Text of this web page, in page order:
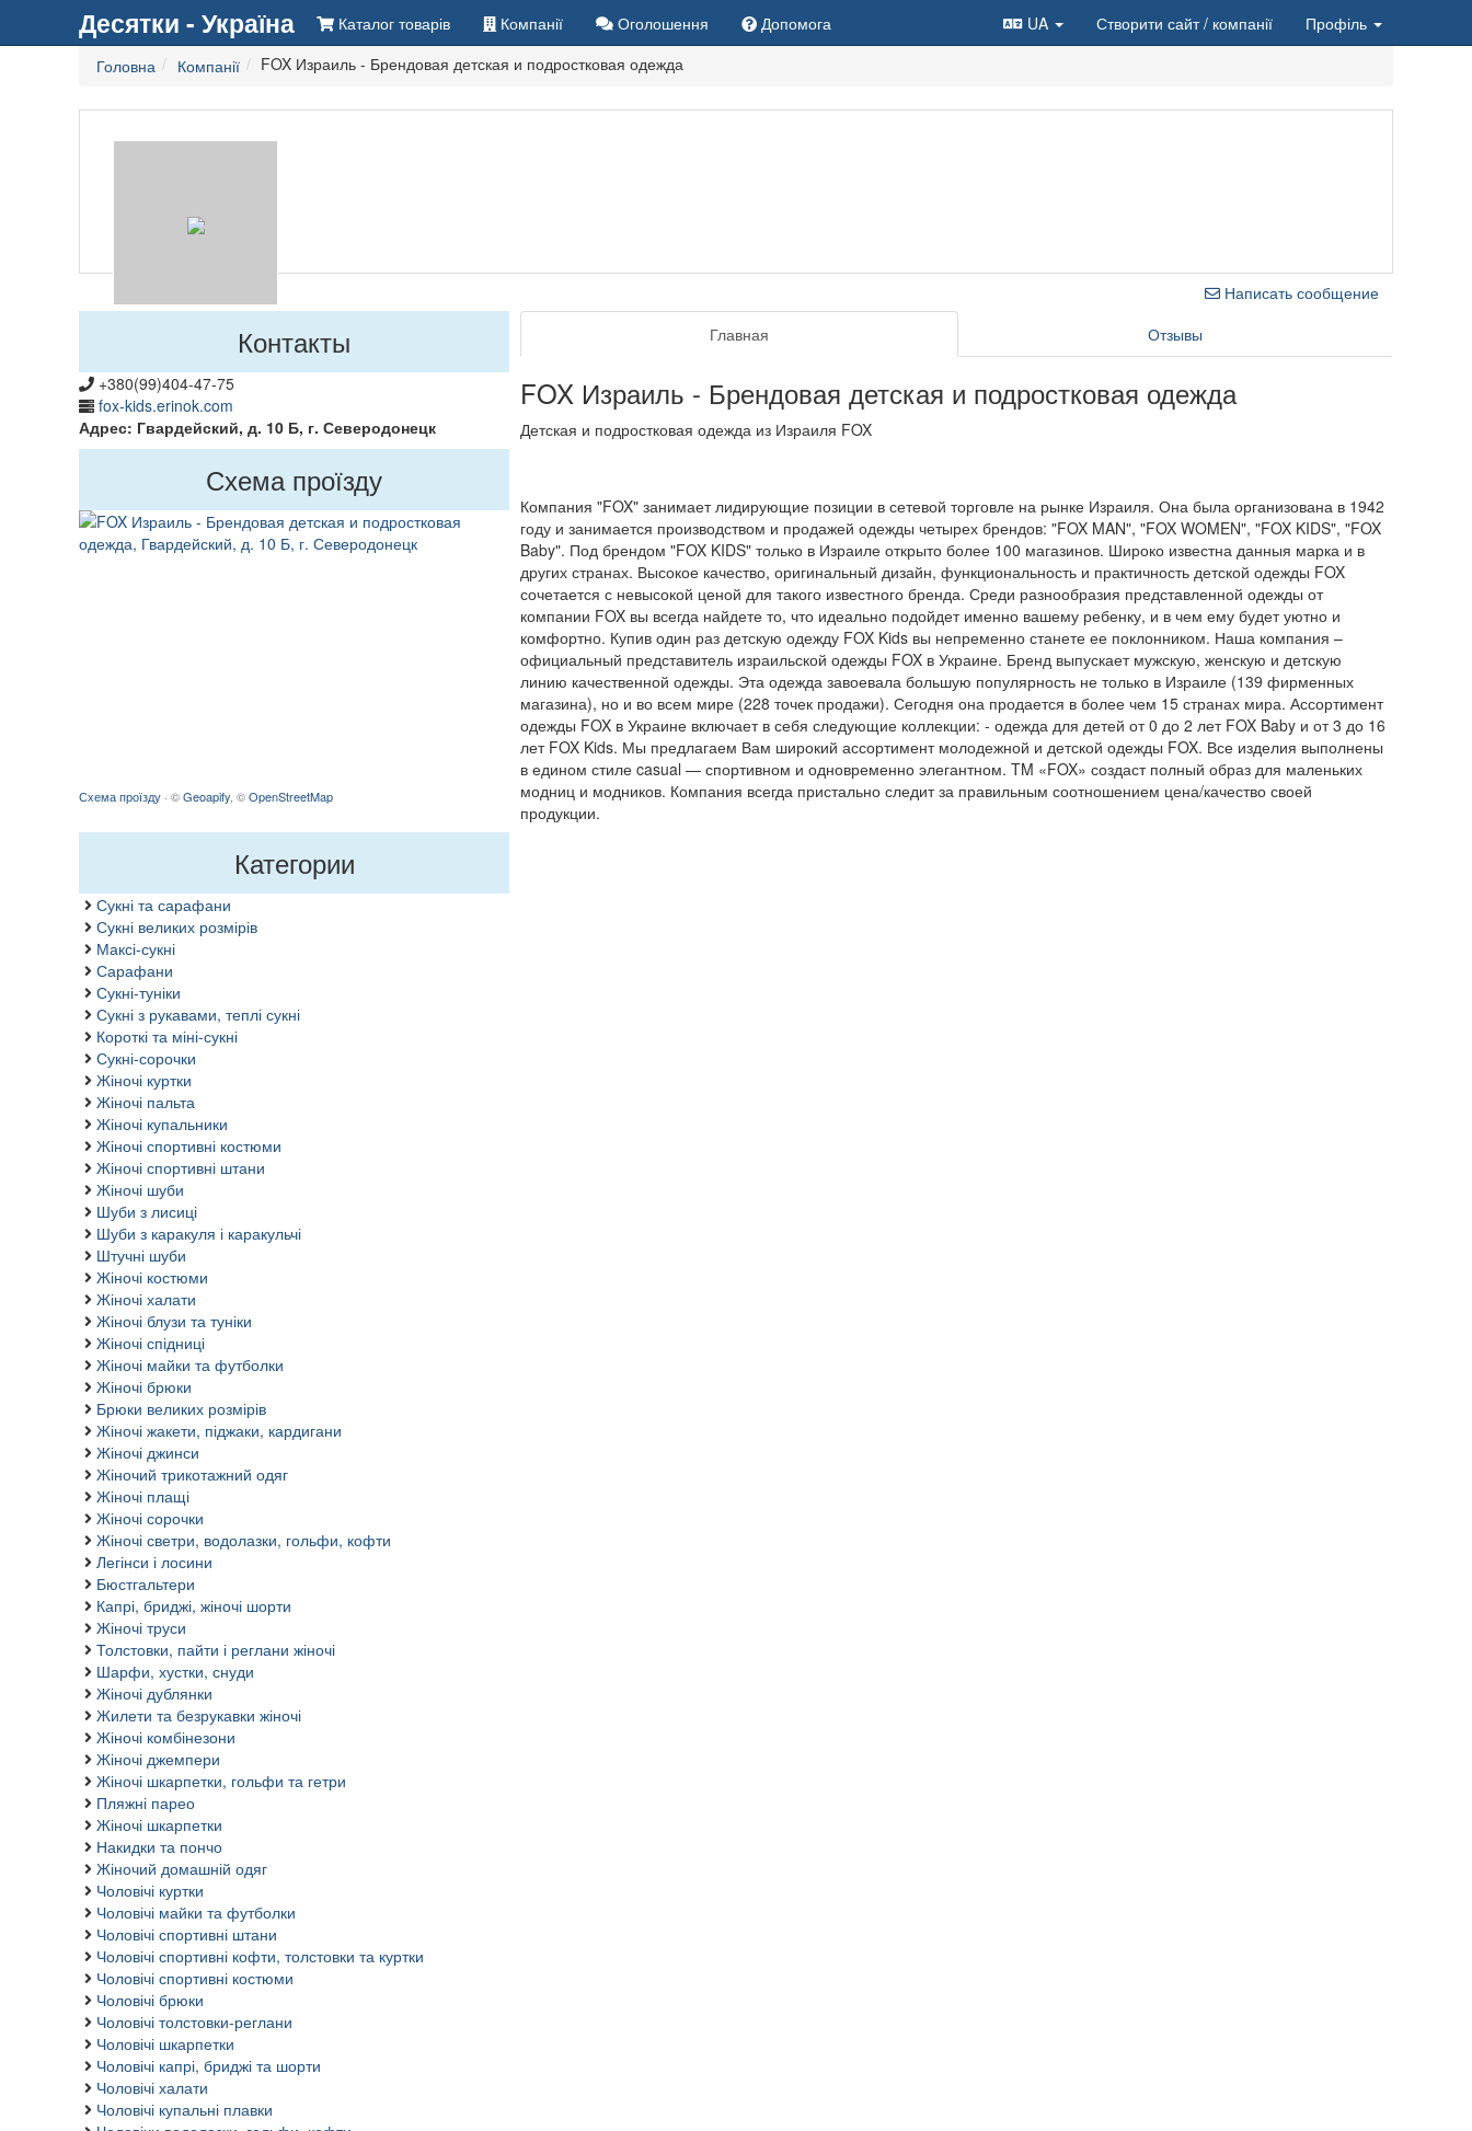
Десятки - Україна Каталог товарів Компанії Оголошення Допомога UA Створити сайт/ компанії
Профіль
Головна
Компанії FOX Израиль - Брендовая детская и подростковая одежда
Написать сообщение
Главная
Отзывы
FOX Израиль - Брендовая детская и подростковая одежда
Детская и подростковая одежда из Израиля FOX
Компания "FOX" занимает лидирующие позиции в сетевой торговле на рынке Израиля. Она была организована в 1942
году и занимается производством и продажей одежды четырех брендов: "FOX MAN", "FOX WOMEN", "FOX KIDS", "FOX
Baby". Под брендом "FOX KIDS" только в Израиле открыто более 100 магазинов. Широко известна данныя марка и в
других странах. Высокое качество, оригинальный дизайн, функциональность и практичность детской одежды FOX
сочетается с невысокой ценой для такого известного бренда. Среди разнообразия представленной одежды от
компании FOX вы всегда найдете то, что идеально подойдет именно вашему ребенку, и в чем ему будет уютно и
комфортно. Купив один раз детскую одежду FOX Kids вы непременно станете ее поклонником. Наша компания –
официальный представитель израильской одежды FOX в Украине. Бренд выпускает мужскую, женскую и детскую
линию качественной одежды. Эта одежда завоевала большую популярность не только в Израиле (139 фирменных
магазина), но и во всем мире (228 точек продажи). Сегодня она продается в более чем 15 странах мира. Ассортимент
одежды FOX в Украине включает в себя следующие коллекции: - одежда для детей от 0 до 2 лет FOX Baby и от 3 до 16
лет FOX Kids. Мы предлагаем Вам широкий ассортимент молодежной и детской одежды FOX. Все изделия выполнены
в едином стиле casual — спортивном и одновременно элегантном. TM «FOX» создаст полный образ для маленьких
модниц и модников. Компания всегда пристально следит за правильным соотношением цена/качество своей
продукции.
Контакты
+380(99)404-47-75
fox-kids.erinok.com
Адрес: Гвардейский, д. 10 Б, г. Северодонецк
Схема проїзду
Схема проїзду · ©Geoapify, ©OpenStreetMap
Категории
Сукні та сарафани
Сукні великих розмірів
Максі-сукні
Сарафани
Сукні-туніки
Сукні з рукавами, теплі сукні
Короткі та міні-сукні
Сукні-сорочки
Жіночі куртки
Жіночі пальта
Жіночі купальники
Жіночі спортивні костюми
Жіночі спортивні штани
Жіночі шуби
Шуби з лисиці
Шуби з каракуля і каракульчі
Штучні шуби
Жіночі костюми
Жіночі халати
Жіночі блузи та туніки
Жіночі спідниці
Жіночі майки та футболки
Жіночі брюки
Брюки великих розмірів
Жіночі жакети, піджаки, кардигани
Жіночі джинси
Жіночий трикотажний одяг
Жіночі плащі
Жіночі сорочки
Жіночі светри, водолазки, гольфи, кофти
Легінси і лосини
Бюстгальтери
Капрі, бриджі, жіночі шорти
Жіночі труси
Толстовки, пайти і реглани жіночі
Шарфи, хустки, снуди
Жіночі дублянки
Жилети та безрукавки жіночі
Жіночі комбінезони
Жіночі джемпери
Жіночі шкарпетки, гольфи та гетри
Пляжні парео
Жіночі шкарпетки
Накидки та пончо
Жіночий домашній одяг
Чоловічі куртки
Чоловічі майки та футболки
Чоловічі спортивні штани
Чоловічі спортивні кофти, толстовки та куртки
Чоловічі спортивні костюми
Чоловічі брюки
Чоловічі толстовки-реглани
Чоловічі шкарпетки
Чоловічі капрі, бриджі та шорти
Чоловічі халати
Чоловічі купальні плавки